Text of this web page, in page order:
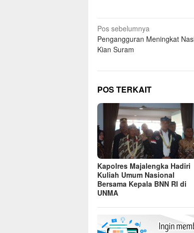
Navigasi
pos
Pos sebelumnya
Pengangguran Meningkat
Kian Suram
POS TERKAIT
Kapolres Majalengka Hadiri
Kuliah Umum Nasional
Bersama Kepala BNN RI di
UNMA